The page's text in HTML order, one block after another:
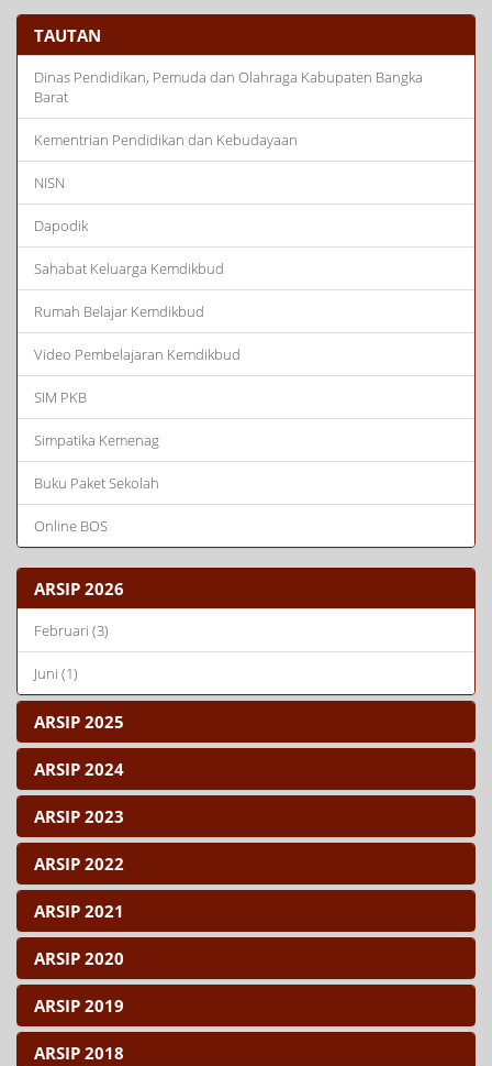
TAUTAN
Dinas Pendidikan, Pemuda dan Olahraga Kabupaten Bangka
Barat
Kementrian Pendidikan dan Kebudayaan
NISN
Dapodik
Sahabat Keluarga Kemdikbud
Rumah Belajar Kemdikbud
Video Pembelajaran Kemdikbud
SIM PKB
Simpatika Kemenag
Buku Paket Sekolah
Online BOS
ARSIP 2026
Februari (3)
Juni (1)
ARSIP 2025
ARSIP 2024
ARSIP 2023
ARSIP 2022
ARSIP 2021
ARSIP 2020
ARSIP 2019
ARSIP 2018